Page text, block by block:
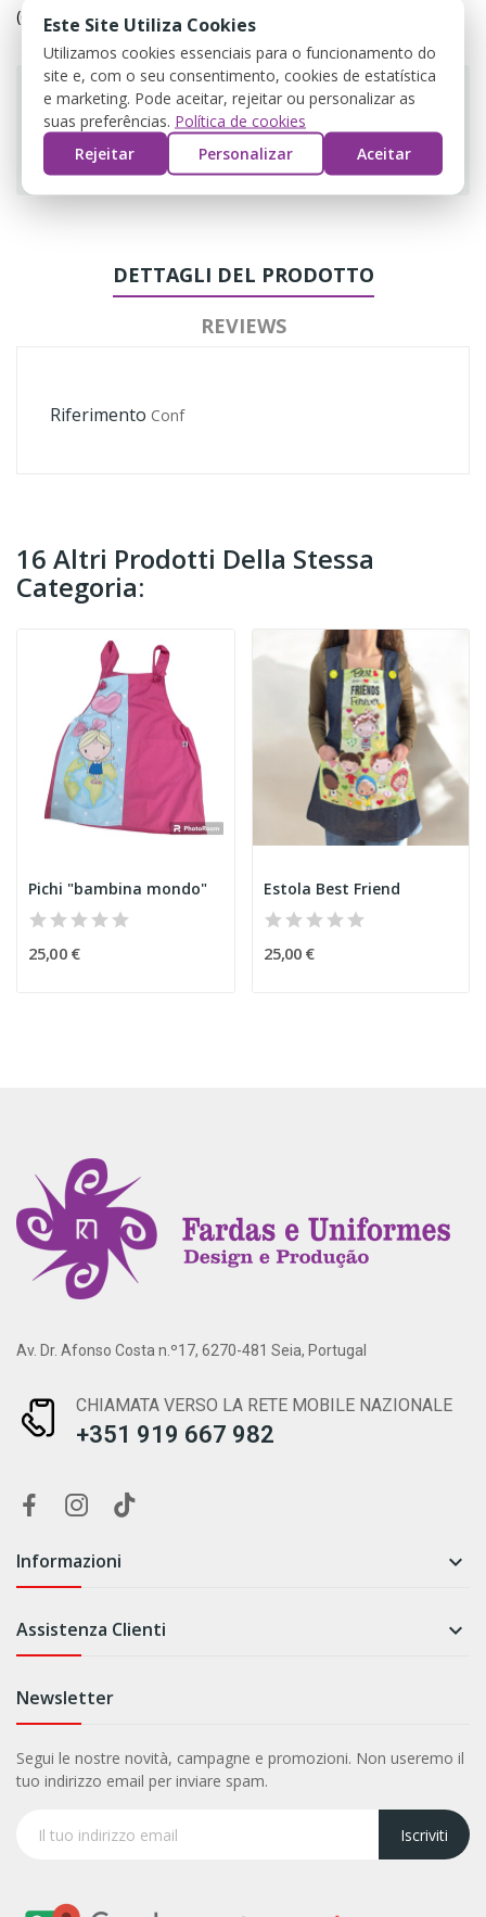
(editar com o módulo Customer Reassurance)
Guarantee safe & secure checkout
DETTAGLI DEL PRODOTTO
REVIEWS
Riferimento Conf
16 Altri Prodotti Della Stessa
Categoria:
Pichi "bambina mondo"
25,00 €
Estola Best Friend
25,00 €
Av. Dr. Afonso Costa n.º17, 6270-481 Seia, Portugal
CHIAMATA VERSO LA RETE MOBILE NAZIONALE
+351 919 667 982
Informazioni 
Assistenza Clienti 
Newsletter
Segui le nostre novità, campagne e promozioni. Non useremo il
tuo indirizzo email per inviare spam.
Iscriviti
Este Site Utiliza Cookies
Utilizamos cookies essenciais para o funcionamento do
site e, com o seu consentimento, cookies de estatística
e marketing. Pode aceitar, rejeitar ou personalizar as
suas preferências. Política de cookies
Rejeitar
Personalizar Aceitar